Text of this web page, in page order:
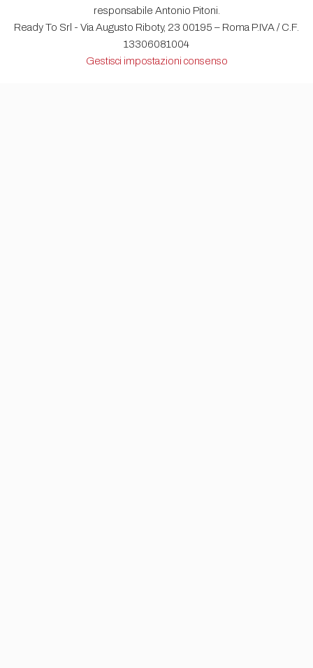
responsabile Antonio Pitoni.
Ready To Srl - Via Augusto Riboty, 23 00195 – Roma P.IVA / C.F.
13306081004
Gestisci impostazioni consenso